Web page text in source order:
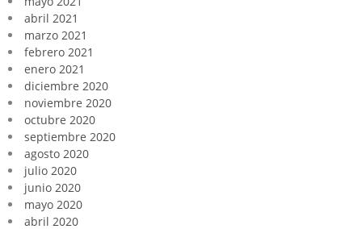
abril 2021
marzo 2021
febrero 2021
enero 2021
diciembre 2020
noviembre 2020
octubre 2020
septiembre 2020
agosto 2020
julio 2020
junio 2020
mayo 2020
abril 2020